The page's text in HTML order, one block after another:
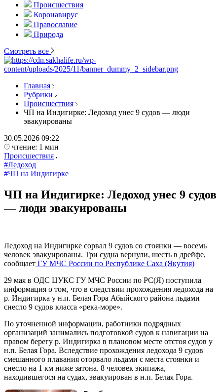
Происшествия
Коронавирус
Православие
Природа
Смотреть все
Главная
Рубрики
Происшествия
ЧП на Индигирке: Ледоход унес 9 судов — люди
эвакуированы
30.05.2026 09:22
чтение: 1 мин
Происшествия
#Ледоход
#ЧП на Индигирке
ЧП на Индигирке: Ледоход унес 9 судов
— люди эвакуированы
Ледоход на Индигирке сорвал 9 судов со стоянки — восемь
человек эвакуированы. Три судна вернули, шесть в дрейфе,
сообщает ГУ МЧС России по Республике Саха (Якутия)
29 мая в ОДС ЦУКС ГУ МЧС России по РС(Я) поступила
информация о том, что в следствии прохождения ледохода на
р. Индигирка у н.п. Белая Гора Абыйского района льдами
снесло 9 судов класса «река-море».
По уточненной информации, работники подрядных
организаций занимались подготовкой судов к навигации на
правом берегу р. Индигирка в плановом месте отстоя судов у
н.п. Белая Гора. Вследствие прохождения ледохода 9 судов
смешанного плавания оторвало льдами с места стоянки и
снесло на 1 км ниже затона. 8 человек экипажа,
находившегося на судах, эвакуирован в н.п. Белая Гора.